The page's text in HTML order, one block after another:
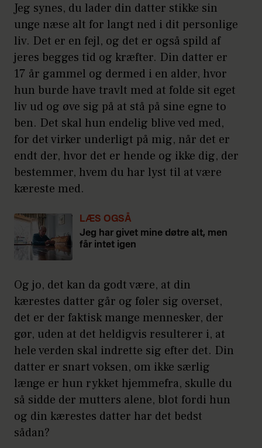
Jeg synes, du lader din datter stikke sin
unge næse alt for langt ned i dit personlige
liv. Det er en fejl, og det er også spild af
jeres begges tid og kræfter. Din datter er
17 år gammel og dermed i en alder, hvor
hun burde have travlt med at folde sit eget
liv ud og øve sig på at stå på sine egne to
ben. Det skal hun endelig blive ved med,
for det virker underligt på mig, når det er
endt der, hvor det er hende og ikke dig, der
bestemmer, hvem du har lyst til at være
kæreste med.
LÆS OGSÅ
Jeg har givet mine døtre alt, men
får intet igen
Og jo, det kan da godt være, at din
kærestes datter går og føler sig overset,
det er der faktisk mange mennesker, der
gør, uden at det heldigvis resulterer i, at
hele verden skal indrette sig efter det. Din
datter er snart voksen, om ikke særlig
længe er hun rykket hjemmefra, skulle du
så sidde der mutters alene, blot fordi hun
og din kærestes datter har det bedst
sådan?